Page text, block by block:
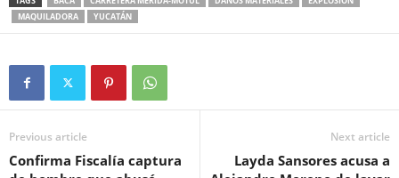
MAQUILADORA
YUCATÁN
Previous article
Confirma Fiscalía captura
Next article
Layda Sansores acusa a